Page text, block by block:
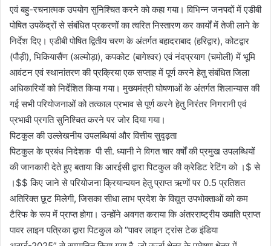
एवं बहु-रचनात्मक उपयोग सुनिश्चित करने को कहा गया। विभिन्न जनपदों में एडीबी
पोषित उपकेंद्रों से संबंधित प्रकरणों का त्वरित निस्तारण कर कार्यों में तेजी लाने के
निर्देश दिए। एडीबी पोषित द्वितीय चरण के अंतर्गत बहादराबाद (हरिद्वार), कोटद्वार
(पौड़ी), भिकियासैंण (अल्मोड़ा), कपकोट (बागेश्वर) एवं नंदप्रयाग (चमोली) में भूमि
आवंटन एवं स्थानांतरण की प्रक्रिया एक सप्ताह में पूर्ण करने हेतु संबंधित जिला
अधिकारियों को निर्देशित किया गया। मुख्यमंत्री घोषणाओं के अंतर्गत शिलान्यास की
गई सभी परियोजनाओं को तत्काल प्रभाव से पूर्ण करने हेतु निरंतर निगरानी एवं
प्रभावी प्रगति सुनिश्चित करने पर जोर दिया गया।
पिटकुल की उल्लेखनीय उपलब्धियां और वित्तीय सुदृढ़ता
पिटकुल के प्रबंध निदेशक पी सी. ध्यानी ने विगत चार वर्षों की प्रमुख उपलब्धियों
की जानकारी देते हुए बताया कि आरईसी द्वारा पिटकुल की क्रेडिट रेटिंग को ।$ से
।$$ किए जाने से परियोजना क्रियान्वयन हेतु प्राप्त ऋणों पर 0.5 प्रतिशत
अतिरिक्त छूट मिलेगी, जिसका सीधा लाभ प्रदेश के विद्युत उपभोक्ताओं को कम
टैरिफ के रूप में प्राप्त होगा। उन्होंने अवगत कराया कि अंतरराष्ट्रीय ख्याति प्राप्त
पावर लाइन पत्रिका द्वारा पिटकुल को “पावर लाइन ट्रांस टेक इंडिया